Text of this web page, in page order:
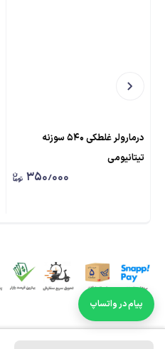
درمارولر غلطکی ۵۴۰ سوزنه
تیتانیومی
۳۵۰٫۰۰۰
پیام در واتساپ